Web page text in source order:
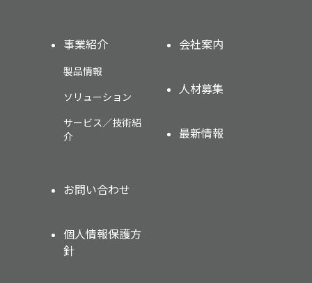
事業紹介
製品情報
ソリューション
サービス／技術紹
介
会社案内
人材募集
最新情報
お問い合わせ
個人情報保護方
針